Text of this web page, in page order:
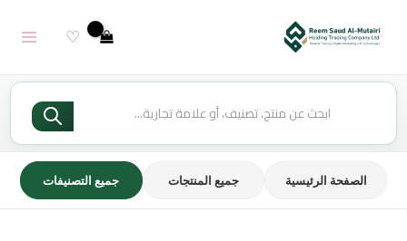
♡
Products
الصفحة الرئيسية جميع المنتجات جميع التصنيفات